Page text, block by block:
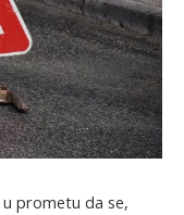
prometu da se,